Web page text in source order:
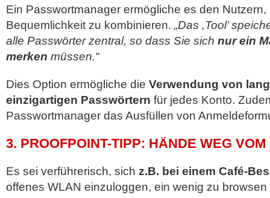
Ein Passwortmanager ermögliche es den
Bequemlichkeit zu kombinieren. „Das ,Tool’
alle Passwörter zentral, so dass Sie sich nur ein
merken müssen.“
Dies Option ermögliche die Verwendung von
einzigartigen Passwörtern für jedes Konto.
Passwortmanager das Ausfüllen von
3. PROOFPOINT-TIPP: HÄNDE WEG
Es sei verführerisch, sich z.B. bei einem Café-
offenes WLAN einzuloggen, ein wenig zu